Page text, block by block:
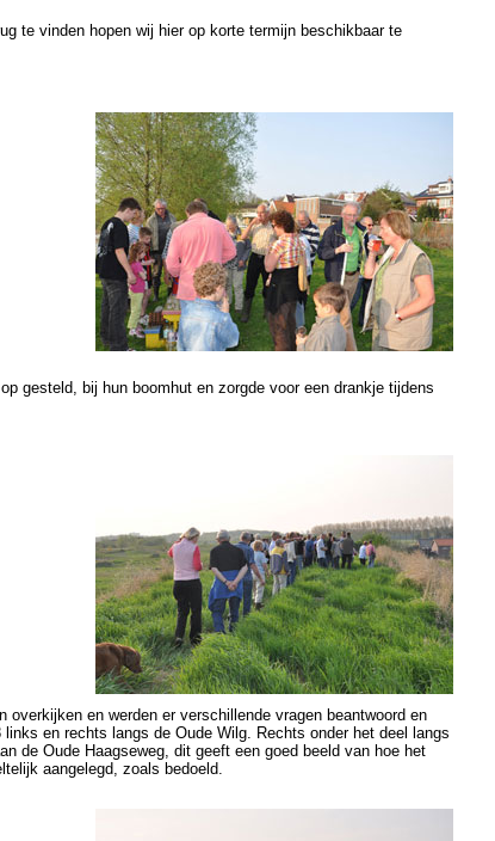
te vinden hopen wij hier op korte termijn beschikbaar te
gesteld, bij hun boomhut en zorgde voor een drankje tijdens
en werden er verschillende vragen beantwoord en
en rechts langs de Oude Wilg. Rechts onder het deel langs
de Oude Haagseweg, dit geeft een goed beeld van hoe het
aangelegd, zoals bedoeld.